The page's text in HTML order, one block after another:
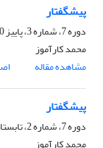
پیشگفتار
دوره 7، شماره 3، پاییز 1390، صفحه
محمد کارآموز
مشاهده مقاله
پیشگفتار
دوره 7، شماره 2، تابستان 1390، صفحه